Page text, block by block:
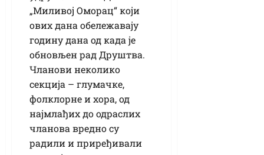
„Миливој Оморац“ који
ових дана обележавају
годину дана од када је
обновљен рад Друштва.
Чланови неколико
секција – глумачке,
фолклорне и хора, од
најмлађих до одраслих
чланова вредно су
радили и приређивали